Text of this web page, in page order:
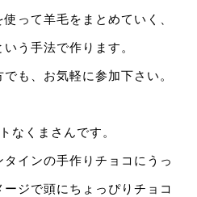
って羊毛をまとめていく、
う手法で作ります。
も、お気軽に参加下さい。
なくまさんです。
インの手作りチョコにうっ
ジで頭にちょっぴりチョコ